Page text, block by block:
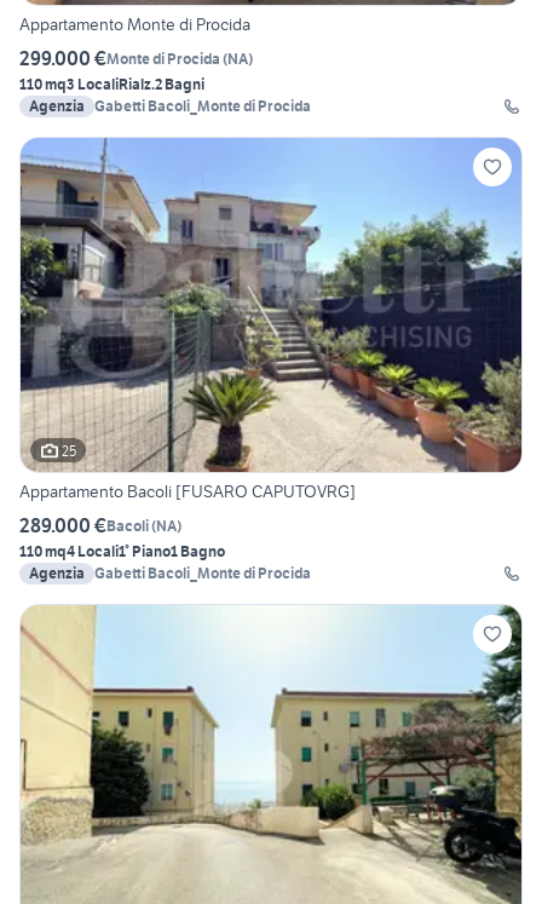
Appartamento Monte di Procida
299.000 €Monte di Procida (NA)
110 mq3 LocaliRialz.2 Bagni
Agenzia Gabetti Bacoli_Monte di Procida
25
Appartamento Bacoli [FUSARO CAPUTOVRG]
289.000 €Bacoli(NA)
110 mq4 Locali1° Piano1 Bagno
Agenzia Gabetti Bacoli_Monte di Procida